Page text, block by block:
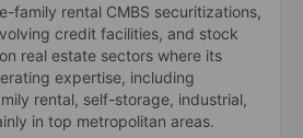
family rental CMBS securitizations,
credit facilities, and stock
real estate sectors where its
expertise, including
rental, self-storage, industrial,
in top metropolitan areas.